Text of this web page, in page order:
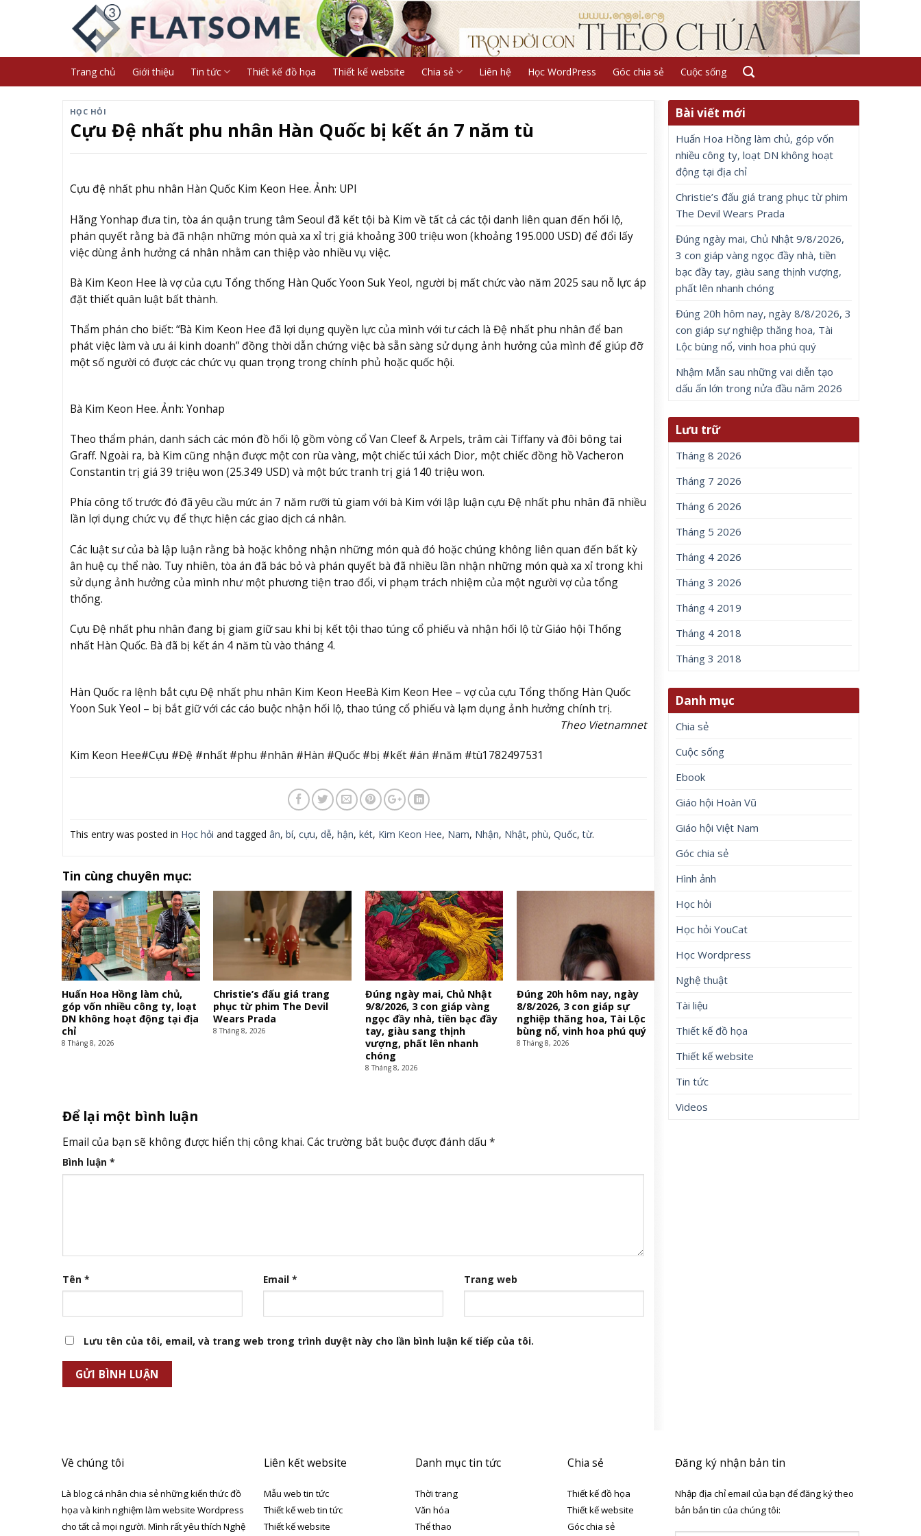
Trang chủ Giới thiệu Tin tức Thiết kế đồ họa Thiết kế website Chia sẻ Liên hệ Học WordPress Góc chia sẻ Cuộc sống
HỌC HỎI
Cựu Đệ nhất phu nhân Hàn Quốc bị kết án 7 năm tù
Cựu đệ nhất phu nhân Hàn Quốc Kim Keon Hee. Ảnh: UPI
Hãng Yonhap đưa tin, tòa án quận trung tâm Seoul đã kết tội bà Kim về tất cả các tội danh liên quan đến hối lộ,
phán quyết rằng bà đã nhận những món quà xa xỉ trị giá khoảng 300 triệu won (khoảng 195.000 USD) để đổi lấy
việc dùng ảnh hưởng cá nhân nhằm can thiệp vào nhiều vụ việc.
Bà Kim Keon Hee là vợ của cựu Tổng thống Hàn Quốc Yoon Suk Yeol, người bị mất chức vào năm 2025 sau nỗ lực áp
đặt thiết quân luật bất thành.
Thẩm phán cho biết: “Bà Kim Keon Hee đã lợi dụng quyền lực của mình với tư cách là Đệ nhất phu nhân để ban
phát việc làm và ưu ái kinh doanh” đồng thời dẫn chứng việc bà sẵn sàng sử dụng ảnh hưởng của mình để giúp đỡ
một số người có được các chức vụ quan trọng trong chính phủ hoặc quốc hội.
Bà Kim Keon Hee. Ảnh: Yonhap
Theo thẩm phán, danh sách các món đồ hối lộ gồm vòng cổ Van Cleef & Arpels, trâm cài Tiffany và đôi bông tai
Graff. Ngoài ra, bà Kim cũng nhận được một con rùa vàng, một chiếc túi xách Dior, một chiếc đồng hồ Vacheron
Constantin trị giá 39 triệu won (25.349 USD) và một bức tranh trị giá 140 triệu won.
Phía công tố trước đó đã yêu cầu mức án 7 năm rưỡi tù giam với bà Kim với lập luận cựu Đệ nhất phu nhân đã nhiều
lần lợi dụng chức vụ để thực hiện các giao dịch cá nhân.
Các luật sư của bà lập luận rằng bà hoặc không nhận những món quà đó hoặc chúng không liên quan đến bất kỳ
ân huệ cụ thể nào. Tuy nhiên, tòa án đã bác bỏ và phán quyết bà đã nhiều lần nhận những món quà xa xỉ trong khi
sử dụng ảnh hưởng của mình như một phương tiện trao đổi, vi phạm trách nhiệm của một người vợ của tổng
thống.
Cựu Đệ nhất phu nhân đang bị giam giữ sau khi bị kết tội thao túng cổ phiếu và nhận hối lộ từ Giáo hội Thống
nhất Hàn Quốc. Bà đã bị kết án 4 năm tù vào tháng 4.
Hàn Quốc ra lệnh bắt cựu Đệ nhất phu nhân Kim Keon HeeBà Kim Keon Hee – vợ của cựu Tổng thống Hàn Quốc
Yoon Suk Yeol – bị bắt giữ với các cáo buộc nhận hối lộ, thao túng cổ phiếu và lạm dụng ảnh hưởng chính trị.
Theo Vietnamnet
Kim Keon Hee#Cựu #Đệ #nhất #phu #nhân #Hàn #Quốc #bị #kết #án #năm #tù1782497531
This entry was posted in Học hỏi and tagged ân, bí, cựu, dễ, hận, két, Kim Keon Hee, Nam, Nhận, Nhật, phù, Quốc,từ.
Tin cùng chuyên mục:
Huấn Hoa Hồng làm chủ,
góp vốn nhiều công ty, loạt
DN không hoạt động tại địa
chỉ
8 Tháng 8, 2026
Christie’s đấu giá trang
phục từ phim The Devil
Wears Prada
8 Tháng 8, 2026
Đúng ngày mai, Chủ Nhật
9/8/2026, 3 con giáp vàng
ngọc đầy nhà, tiền bạc đầy
tay, giàu sang thịnh
vượng, phất lên nhanh
chóng
8 Tháng 8, 2026
Đúng 20h hôm nay, ngày
8/8/2026, 3 con giáp sự
nghiệp thăng hoa, Tài Lộc
bùng nổ, vinh hoa phú quý
8 Tháng 8, 2026
Để lại một bình luận
Email của bạn sẽ không được hiển thị công khai. Các trường bắt buộc được đánh dấu *
Bình luận *
Tên * Email * Trang web
Lưu tên của tôi, email, và trang web trong trình duyệt này cho lần bình luận kế tiếp của tôi.
Bài viết mới
Huấn Hoa Hồng làm chủ, góp vốn
nhiều công ty, loạt DN không hoạt
động tại địa chỉ
Christie’s đấu giá trang phục từ phim
The Devil Wears Prada
Đúng ngày mai, Chủ Nhật 9/8/2026,
3 con giáp vàng ngọc đầy nhà, tiền
bạc đầy tay, giàu sang thịnh vượng,
phất lên nhanh chóng
Đúng 20h hôm nay, ngày 8/8/2026, 3
con giáp sự nghiệp thăng hoa, Tài
Lộc bùng nổ, vinh hoa phú quý
Nhậm Mẫn sau những vai diễn tạo
dấu ấn lớn trong nửa đầu năm 2026
Lưu trữ
Tháng 8 2026
Tháng 7 2026
Tháng 6 2026
Tháng 5 2026
Tháng 4 2026
Tháng 3 2026
Tháng 4 2019
Tháng 4 2018
Tháng 3 2018
Danh mục
Chia sẻ
Cuộc sống
Ebook
Giáo hội Hoàn Vũ
Giáo hội Việt Nam
Góc chia sẻ
Hình ảnh
Học hỏi
Học hỏi YouCat
Học Wordpress
Nghệ thuật
Tài liệu
Thiết kế đồ họa
Thiết kế website
Tin tức
Videos
Về chúng tôi
Là blog cá nhân chia sẻ những kiến thức đồ
họa và kinh nghiệm làm website Wordpress
cho tất cả mọi người. Mình rất yêu thích Nghệ
Liên kết website
Mẫu web tin tức
Thiết kế web tin tức
Thiết kế website
Danh mục tin tức
Thời trang
Văn hóa
Thể thao
Chia sẻ
Thiết kế đồ họa
Thiết kế website
Góc chia sẻ
Đăng ký nhận bản tin
Nhập địa chỉ email của bạn để đăng ký theo
bản bản tin của chúng tôi: